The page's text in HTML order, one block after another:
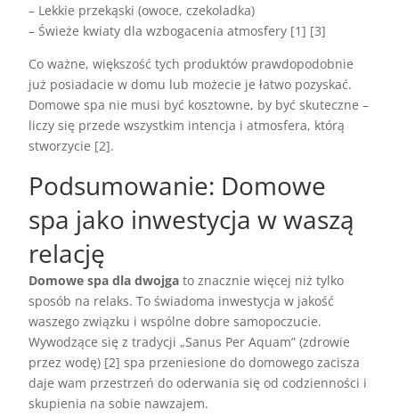
– Lekkie przekąski (owoce, czekoladka)
– Świeże kwiaty dla wzbogacenia atmosfery [1] [3]
Co ważne, większość tych produktów prawdopodobnie
już posiadacie w domu lub możecie je łatwo pozyskać.
Domowe spa nie musi być kosztowne, by być skuteczne –
liczy się przede wszystkim intencja i atmosfera, którą
stworzycie [2].
Podsumowanie: Domowe
spa jako inwestycja w waszą
relację
Domowe spa dla dwojga to znacznie więcej niż tylko
sposób na relaks. To świadoma inwestycja w jakość
waszego związku i wspólne dobre samopoczucie.
Wywodzące się z tradycji „Sanus Per Aquam” (zdrowie
przez wodę) [2] spa przeniesione do domowego zacisza
daje wam przestrzeń do oderwania się od codzienności i
skupienia na sobie nawzajem.